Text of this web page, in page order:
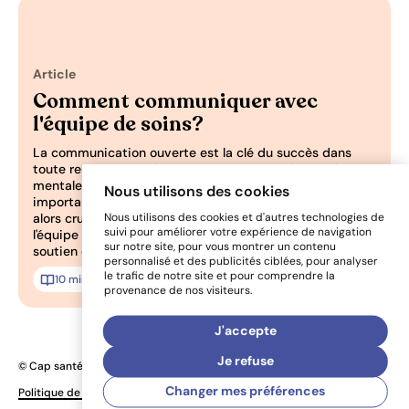
Nous utilisons des cookies
Nous utilisons des cookies et d'autres technologies de
suivi pour améliorer votre expérience de navigation
sur notre site, pour vous montrer un contenu
personnalisé et des publicités ciblées, pour analyser
le trafic de notre site et pour comprendre la
provenance de nos visiteurs.
J'accepte
Je refuse
Changer mes préférences
Pertinence: 0/3
Article
Comment communiquer avec
l'équipe de soins?
La communication ouverte est la clé du succès dans
toute relation, dans le contexte des soins de santé
mentale aussi! Votre être cher fait face à des difficultés
importantes sur le plan de sa santé mentale? Il devient
alors crucial d’établir une communication efficace avec
l'équipe de soins pour que vous puissiez lui offrir un
soutien optimal.
10 min
© Cap santé mentale 2026
Politique de confidentialité
Préférences de cookies
Une réalisation
de Sigmund